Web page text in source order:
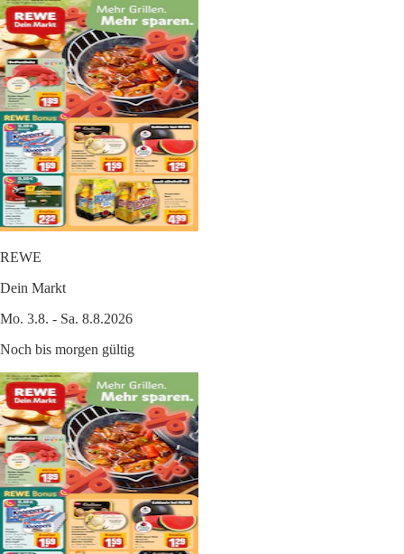
REWE
Dein Markt
Mo. 3.8. - Sa. 8.8.2026
Noch bis morgen gültig